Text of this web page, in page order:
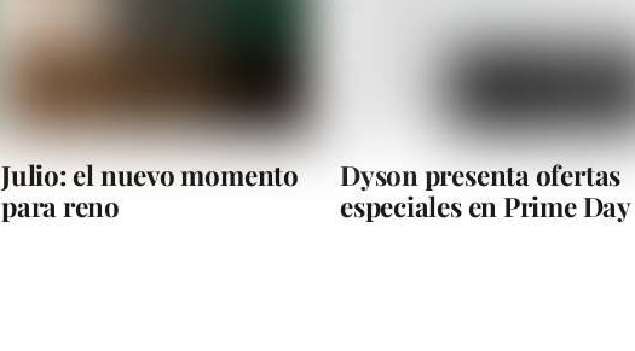
Julio: el nuevo momento
para reno
Dyson presenta ofertas
especiales en Prime Day